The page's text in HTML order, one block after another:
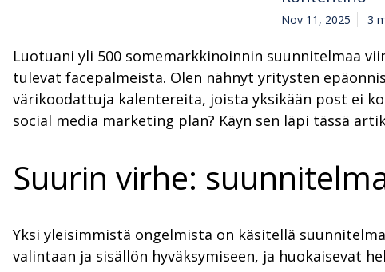
Nov 11, 2025 3
Luotuani yli 500 somemarkkinoinnin suunnitelmaa
tulevat facepalmeista. Olen nähnyt yritysten
värikoodattuja kalentereita, joista yksikään post ei
social media marketing plan? Käyn sen läpi tässä
Suurin virhe:
Yksi yleisimmistä ongelmista on käsitellä
valintaan ja sisällön hyväksymiseen, ja huokaisevat